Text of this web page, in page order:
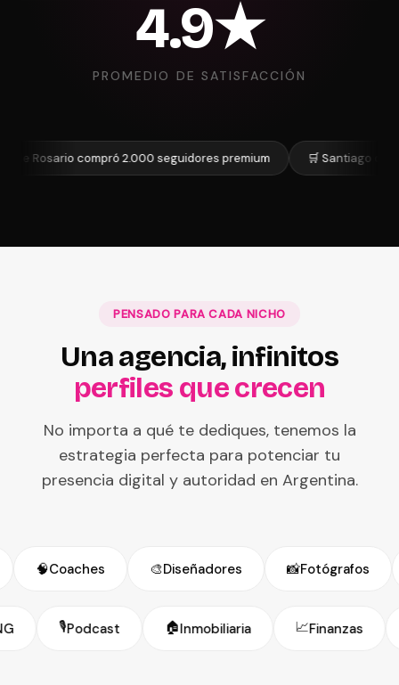
4.9★
PROMEDIO DE SATISFACCIÓN
compró 2.000 seguidores premium 🛒 Santiago de
PENSADO PARA CADA NICHO
Una agencia, infinitos
perfiles que crecen
No importa a qué te dediques, tenemos la
estrategia perfecta para potenciar tu
presencia digital y autoridad en Argentina.
🧠Coaches 🎨Diseñadores 📸Fotógrafos
🎙️Podcast 🏠Inmobiliaria 📈Finanzas